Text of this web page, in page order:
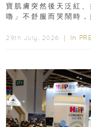
寶肌膚突然後天泛紅
嚕」不舒服而哭鬧時
29th July, 2026 ｜ In